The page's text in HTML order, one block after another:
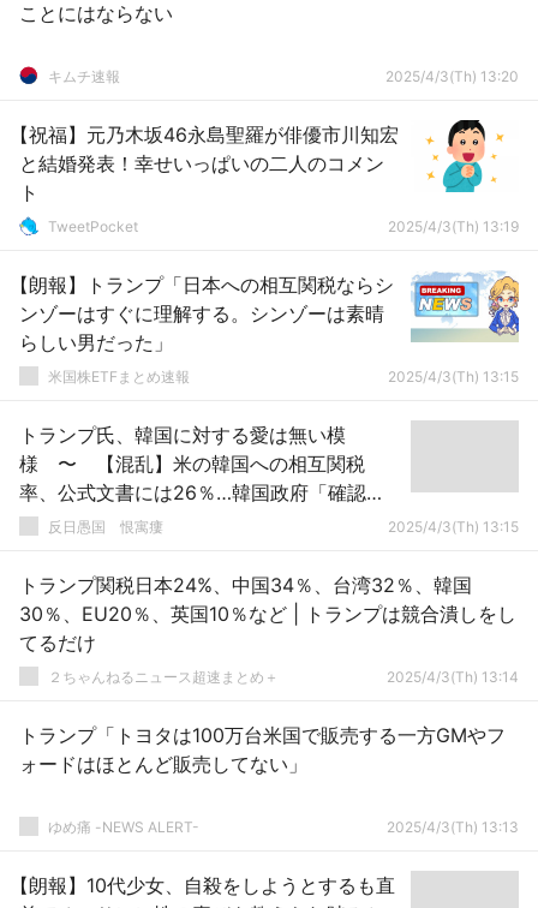
ことにはならない
キムチ速報 2025/4/3(Th) 13:20
【祝福】元乃木坂46永島聖羅が俳優市川知宏
と結婚発表！幸せいっぱいの二人のコメン
ト
TweetPocket 2025/4/3(Th) 13:19
【朗報】トランプ「日本への相互関税ならシ
ンゾーはすぐに理解する。シンゾーは素晴
らしい男だった」
米国株ETFまとめ速報 2025/4/3(Th) 13:15
トランプ氏、韓国に対する愛は無い模
様 〜 【混乱】米の韓国への相互関税
率、公式文書には26％…韓国政府「確認
中」反日愚国 恨寓瘻 2025/4/3(Th) 13:15
トランプ関税日本24%、中国34％、台湾32％、韓国
30％、EU20％、英国10％など | トランプは競合潰しをし
てるだけ
２ちゃんねるニュース超速まとめ＋ 2025/4/3(Th) 13:14
トランプ「トヨタは100万台米国で販売する一方GMやフ
ォードはほとんど販売してない」
ゆめ痛 -NEWS ALERT- 2025/4/3(Th) 13:13
【朗報】10代少女、自殺をしようとするも直